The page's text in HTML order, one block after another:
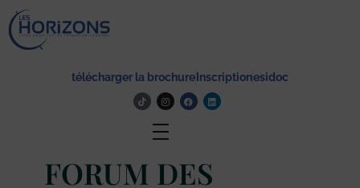
télécharger la brochure Inscriptionesidoc
FORUM DES